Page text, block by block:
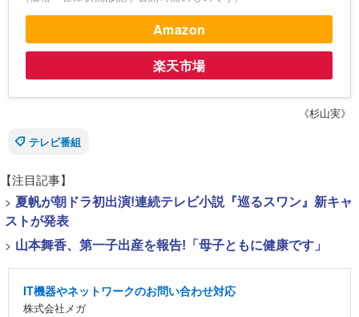
Amazon
楽天市場
《杉山実》
テレビ番組
【注目記事】
> 夏帆が朝ドラ初出演!連続テレビ小説『巡るスワン』新キャ
ストが発表
> 山本舞香、第一子出産を報告!「母子ともに健康です」
IT機器やネットワークのお問い合わせ対応
株式会社メガ